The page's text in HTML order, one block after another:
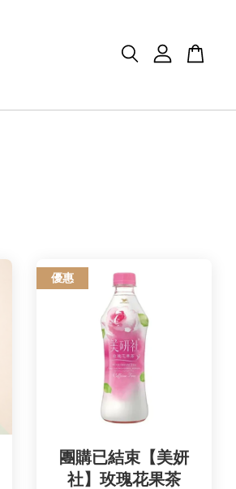
優惠
團購已結束【美妍
社】玫瑰花果茶